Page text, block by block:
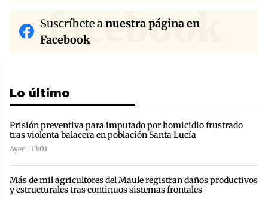
facebook
Suscríbete anuestra página en
Facebook
Lo último
Prisión preventiva para imputado por homicidio frustrado
tras violenta balacera en población Santa Lucía
Ayer | 13:01
Más de mil agricultores del Maule registran daños productivos
y estructurales tras continuos sistemas frontales